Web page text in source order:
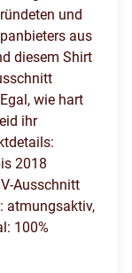
und
aus
diesem Shirt
wie hart
ihr
2018
Ausschnitt
atmungsaktiv,
100%